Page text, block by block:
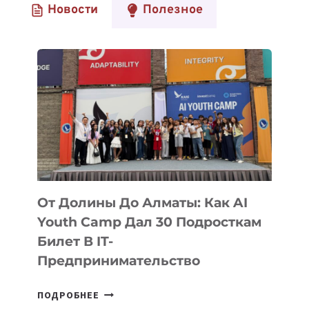
Новости Полезное
От Долины До Алматы: Как AI
Youth Camp Дал 30 Подросткам
Билет В IT-
Предпринимательство
ПОДРОБНЕЕ ОТ